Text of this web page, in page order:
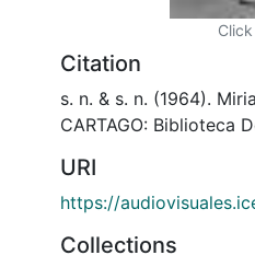
Citation
s. n. & s. n. (1964).
CARTAGO: Biblioteca
URI
https://
Collections